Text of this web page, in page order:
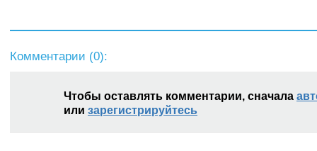
Комментарии (0):
Чтобы оставлять комментарии, сначала
или зарегистрируйтесь